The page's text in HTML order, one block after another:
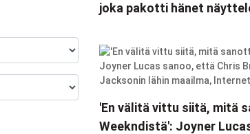
joka pakotti hänet
'En välitä vittu siitä, mitä
Weekndistä': Joyner